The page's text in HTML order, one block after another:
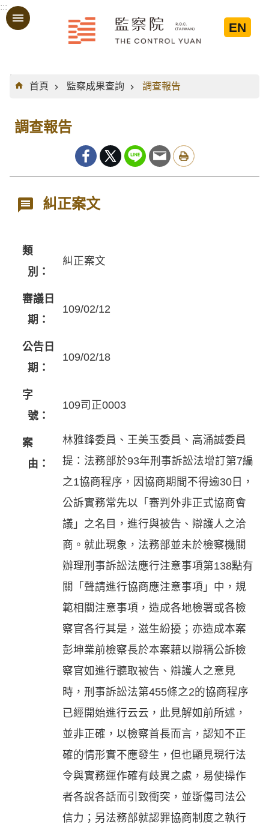
跳到主要內容區塊
:::
EN
:::
首頁
監察成果查詢 調查報告
調查報告
糾正案文
類
別：
糾正案文
審議日
期：
109/02/12
公告日
期：
109/02/18
字
號：
109司正0003
案
由：
林雅鋒委員、王美玉委員、高涌誠委員
提：法務部於93年刑事訴訟法增訂第7編
之1協商程序，因協商期間不得逾30日，
公訴實務常先以「審判外非正式協商會
議」之名目，進行與被告、辯護人之洽
商。就此現象，法務部並未於檢察機關
辦理刑事訴訟法應行注意事項第138點有
關「聲請進行協商應注意事項」中，規
範相關注意事項，造成各地檢署或各檢
察官各行其是，滋生紛擾；亦造成本案
彭坤業前檢察長於本案藉以辯稱公訴檢
察官如進行聽取被告、辯護人之意見
時，刑事訴訟法第455條之2的協商程序
已經開始進行云云，此見解如前所述，
並非正確，以檢察首長而言，認知不正
確的情形實不應發生，但也顯見現行法
令與實務運作確有歧異之處，易使操作
者各說各話而引致衝突，並斲傷司法公
信力；另法務部就認罪協商制度之執行